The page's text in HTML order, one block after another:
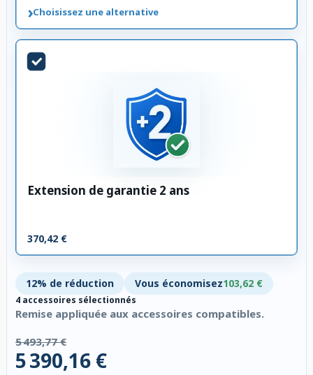
›Choisissez une alternative
Extension de garantie 2 ans
370,42 €
12% de réduction Vous économisez103,62 €
4 accessoires sélectionnés
Remise appliquée aux accessoires compatibles.
5 493,77 €
5 390,16 €